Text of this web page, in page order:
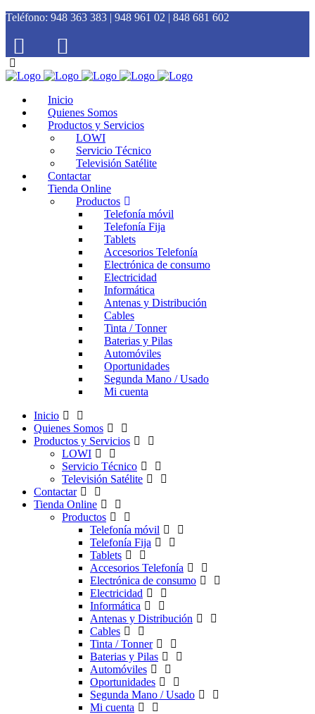
Teléfono: 948 363 383 | 948 961 02 | 848 681 602
Inicio
Quienes Somos
Productos y Servicios
LOWI
Servicio Técnico
Televisión Satélite
Contactar
Tienda Online
Productos
Telefonía móvil
Telefonía Fija
Tablets
Accesorios Telefonía
Electrónica de consumo
Electricidad
Informática
Antenas y Distribución
Cables
Tinta / Tonner
Baterias y Pilas
Automóviles
Oportunidades
Segunda Mano / Usado
Mi cuenta
Inicio
Quienes Somos
Productos y Servicios
LOWI
Servicio Técnico
Televisión Satélite
Contactar
Tienda Online
Productos
Telefonía móvil
Telefonía Fija
Tablets
Accesorios Telefonía
Electrónica de consumo
Electricidad
Informática
Antenas y Distribución
Cables
Tinta / Tonner
Baterias y Pilas
Automóviles
Oportunidades
Segunda Mano / Usado
Mi cuenta